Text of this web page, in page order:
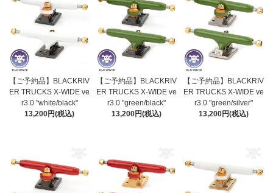
【ご予約品】BLACKRIV
ER TRUCKS X-WIDE ve
r3.0 "white/black"
13,200円(税込)
【ご予約品】BLACKRIV
ER TRUCKS X-WIDE ve
r3.0 "green/black"
13,200円(税込)
【ご予約品】BLACKRIV
ER TRUCKS X-WIDE ve
r3.0 "green/silver"
13,200円(税込)